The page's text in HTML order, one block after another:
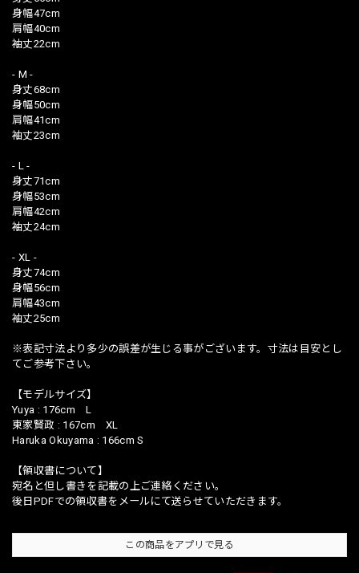
身幅47cm
肩幅40cm
袖丈22cm
- M -
身丈68cm
身幅50cm
肩幅41cm
袖丈23cm
- L -
身丈71cm
身幅53cm
肩幅42cm
袖丈24cm
- XL -
身丈74cm
身幅56cm
肩幅43cm
袖丈25cm
※表記寸法より多少の誤差が生じる事がございます。寸法は目安とし
てご参考下さい。
【モデルサイズ】
Yuya : 176cm L
東家賢政 : 167cm XL
Haruka Okuyama : 166cm S
【領収書について】
宛名と但し書きを記載の上ご連絡ください。
後日PDFでの領収書をメールにて送らせていただきます。
この商品をアプリで見る